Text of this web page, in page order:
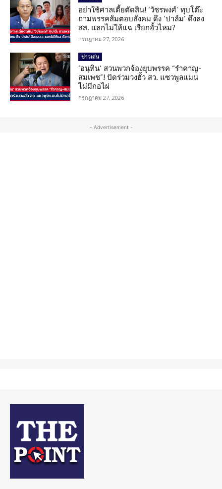
อย่าใช้ศาลเตี้ยตัดสิน! ‘วัชรพงศ์’ ทุบโต๊ะ
ถามพรรคส้มตอบสังคม ดึง ‘ปาล์ม’ ดึงลง
สส. แลกไม่ให้แฉ เรียกฮั้วไหม?
กรกฎาคม 27, 2026
ข่าวเด่น
‘อนุทิน’ สวนพวกจ้องยุบพรรค “รำคาญ-
สมเพช”! ปัดร่วมวงฮั้ว สว. แซวพูลแมน
ไม่มีกอไผ่
กรกฎาคม 27, 2026
- Advertisement -